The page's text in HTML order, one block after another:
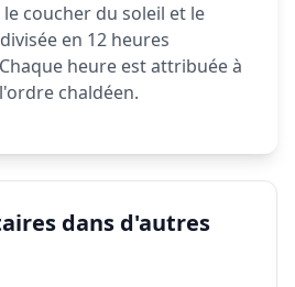
coucher du soleil et le
en 12 heures
heure est attribuée à
chaldéen.
dans d'autres